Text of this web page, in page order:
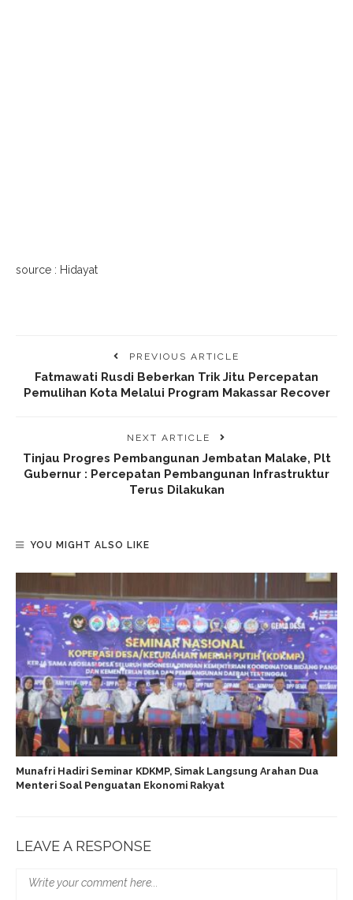
source : Hidayat
PREVIOUS ARTICLE
Fatmawati Rusdi Beberkan Trik Jitu Percepatan
Pemulihan Kota Melalui Program Makassar Recover
NEXT ARTICLE
Tinjau Progres Pembangunan Jembatan Malake, Plt
Gubernur : Percepatan Pembangunan Infrastruktur
Terus Dilakukan
YOU MIGHT ALSO LIKE
Munafri Hadiri Seminar KDKMP, Simak Langsung Arahan Dua
Menteri Soal Penguatan Ekonomi Rakyat
LEAVE A RESPONSE